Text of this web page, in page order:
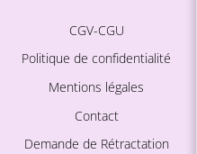
CGV-CGU
Politique de confidentialité
Mentions légales
Contact
Demande de Rétractation